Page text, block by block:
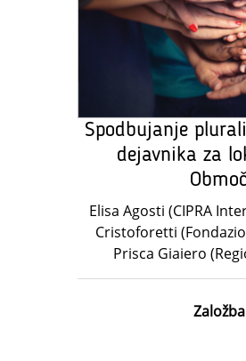
Spodbujanje
dejavnika za
Elisa Agosti (CIPRA
Cristoforetti
Prisca Giaiero